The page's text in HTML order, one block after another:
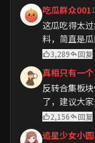
吃瓜群众001
这瓜吃得太
料，简直是瓜
3,289 回复
真相只有一个
反转合集板
了，建议大
2,156 回复
追星少女小圆